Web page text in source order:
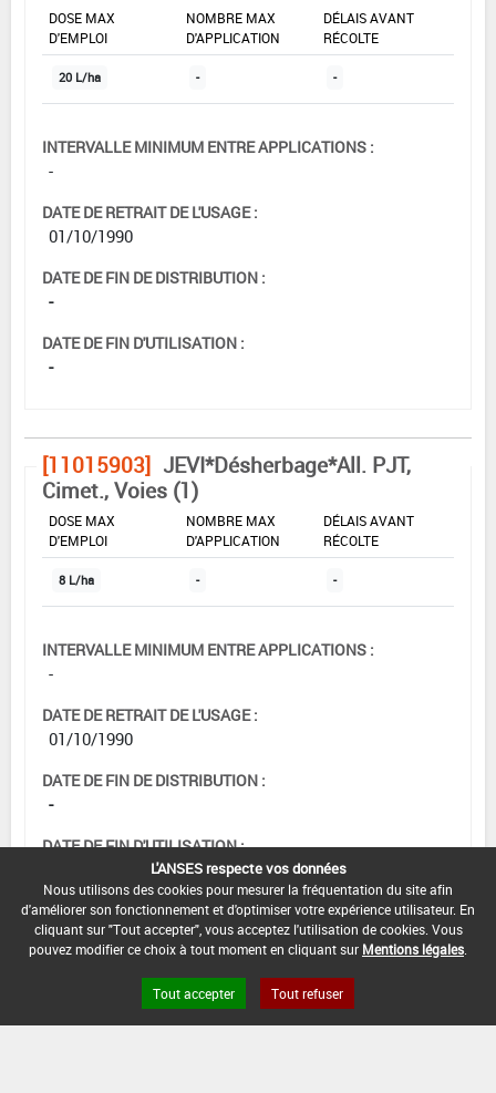
DOSE MAX
D'EMPLOI
NOMBRE MAX
D'APPLICATION
DÉLAIS AVANT
RÉCOLTE
20 L/ha - -
INTERVALLE MINIMUM ENTRE APPLICATIONS :
-
DATE DE RETRAIT DE L'USAGE :
01/10/1990
DATE DE FIN DE DISTRIBUTION :
-
DATE DE FIN D'UTILISATION :
-
[11015903] JEVI*Désherbage*All. PJT,
Cimet., Voies (1)
DOSE MAX
D'EMPLOI
NOMBRE MAX
D'APPLICATION
DÉLAIS AVANT
RÉCOLTE
8 L/ha - -
INTERVALLE MINIMUM ENTRE APPLICATIONS :
-
DATE DE RETRAIT DE L'USAGE :
01/10/1990
DATE DE FIN DE DISTRIBUTION :
-
DATE DE FIN D'UTILISATION :
L'ANSES respecte vos données
Nous utilisons des cookies pour mesurer la fréquentation du site afin
d'améliorer son fonctionnement et d'optimiser votre expérience utilisateur. En
cliquant sur "Tout accepter", vous acceptez l'utilisation de cookies. Vous
pouvez modifier ce choix à tout moment en cliquant sur Mentions légales
Tout accepter Tout refuser